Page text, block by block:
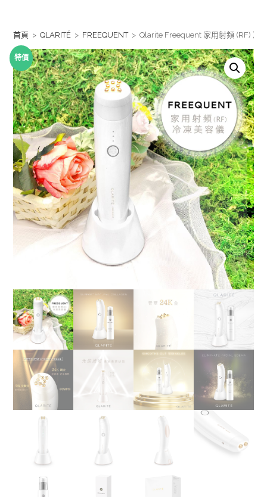
content
首頁 > QLARITÉ > FREEQUENT > Qlarite Freequent 家用射頻 (RF) 冷
特價